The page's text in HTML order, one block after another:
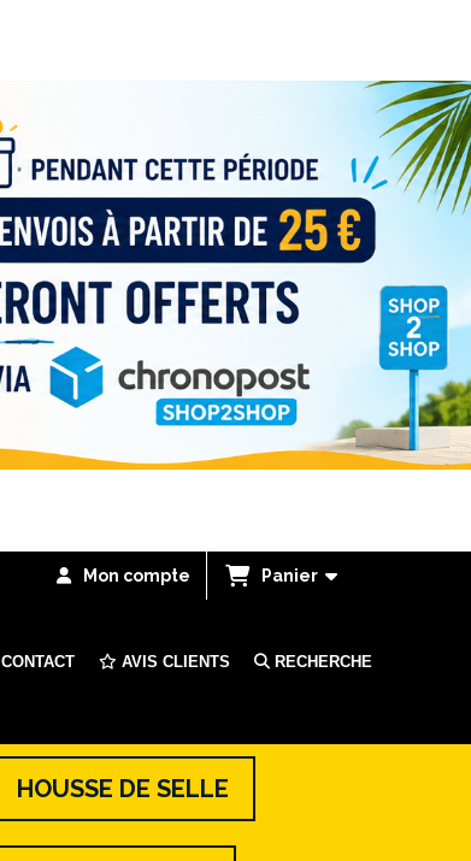
Mon compte Panier
CONTACT AVIS CLIENTS RECHERCHE
HOUSSE DE SELLE